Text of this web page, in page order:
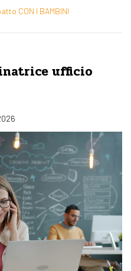
CON I BAMBINI
ufficio